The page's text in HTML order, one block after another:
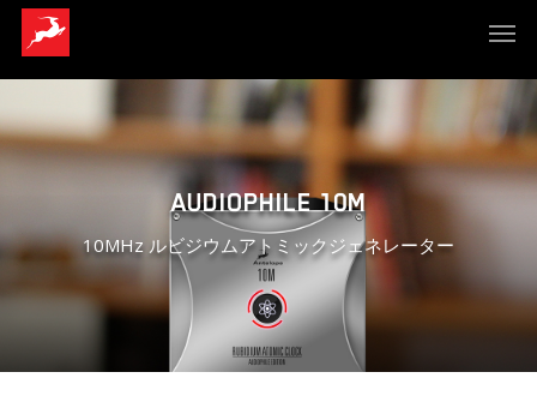
AUDIOPHILE 10M
10MHz ルビジウムアトミックジェネレーター